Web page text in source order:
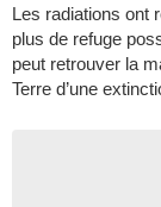
Les radiations ont
plus de refuge
peut retrouver la
Terre d’une